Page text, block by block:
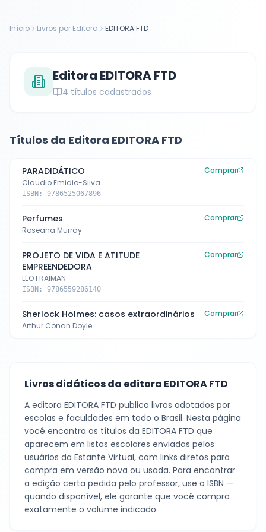
Início Livros por Editora EDITORA FTD
Editora EDITORA FTD
4 títulos cadastrados
Títulos da Editora EDITORA FTD
PARADIDÁTICO
Claudio Emidio-Silva
ISBN: 9786525067896
Comprar
Perfumes
Roseana Murray
Comprar
PROJETO DE VIDA E ATITUDE
EMPREENDEDORA
LEO FRAIMAN
ISBN: 9786559286140
Comprar
Sherlock Holmes: casos extraordinários
Arthur Conan Doyle
Comprar
Livros didáticos da editora EDITORA FTD
A editora EDITORA FTD publica livros adotados por
escolas e faculdades em todo o Brasil. Nesta página
você encontra os títulos da EDITORA FTD que
aparecem em listas escolares enviadas pelos
usuários da Estante Virtual, com links diretos para
compra em versão nova ou usada. Para encontrar
a edição certa pedida pelo professor, use o ISBN —
quando disponível, ele garante que você compra
exatamente o volume indicado.